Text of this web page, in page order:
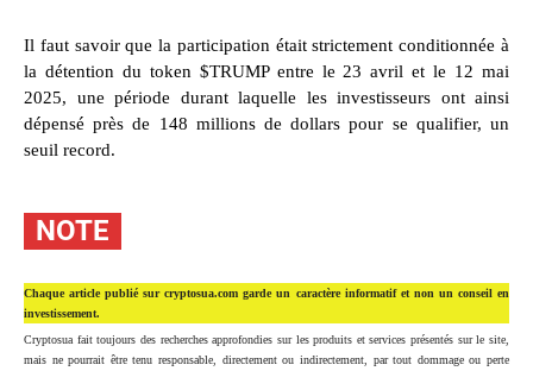
Il faut savoir que la participation était strictement conditionnée à
la détention du token $TRUMP entre le 23 avril et le 12 mai
2025, une période durant laquelle les investisseurs ont ainsi
dépensé près de 148 millions de dollars pour se qualifier, un
seuil record.
NOTE
Chaque article publié sur cryptosua.com garde un caractère informatif et non un conseil en
investissement.
Cryptosua fait toujours des recherches approfondies sur les produits et services présentés sur le site,
mais ne pourrait être tenu responsable, directement ou indirectement, par tout dommage ou perte